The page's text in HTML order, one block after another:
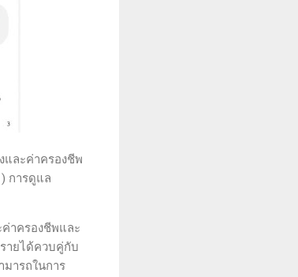
และค่าครองชีพ
การดูแล
าครองชีพและ
ายได้ควบคู่กับ
มารถในการ